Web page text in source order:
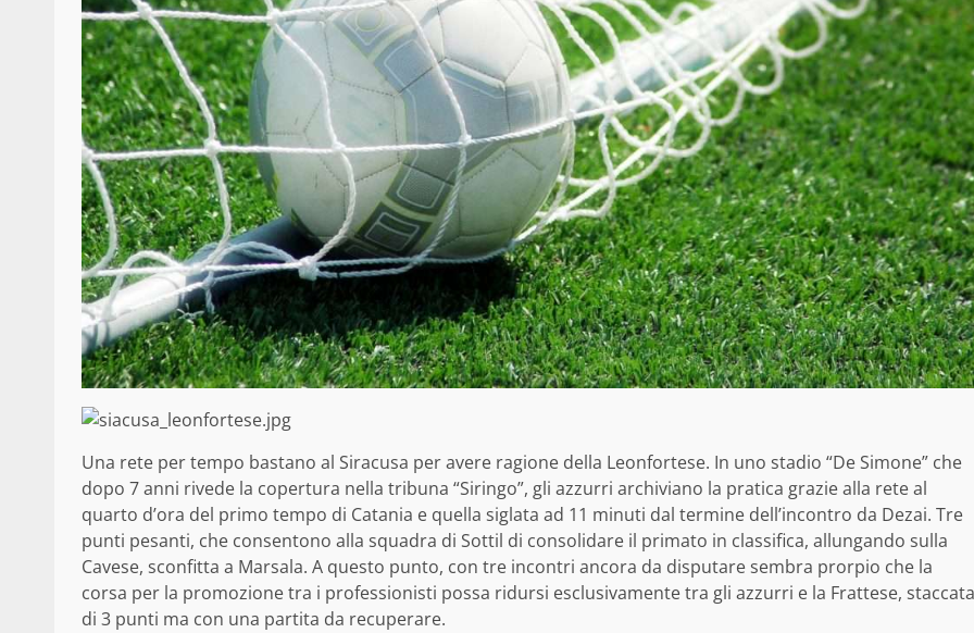
Una rete per tempo bastano al Siracusa per avere ragione della Leonfortese. In uno stadio “De Simone” che
dopo 7 anni rivede la copertura nella tribuna “Siringo”, gli azzurri archiviano la pratica grazie alla rete al
quarto d’ora del primo tempo di Catania e quella siglata ad 11 minuti dal termine dell’incontro da Dezai. Tre
punti pesanti, che consentono alla squadra di Sottil di consolidare il primato in classifica, allungando sulla
Cavese, sconfitta a Marsala. A questo punto, con tre incontri ancora da disputare sembra prorpio che la
corsa per la promozione tra i professionisti possa ridursi esclusivamente tra gli azzurri e la Frattese, staccata
di 3 punti ma con una partita da recuperare.